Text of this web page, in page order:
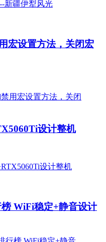
宏设置方法，关闭宏
设计整机
WiFi稳定+静音设计